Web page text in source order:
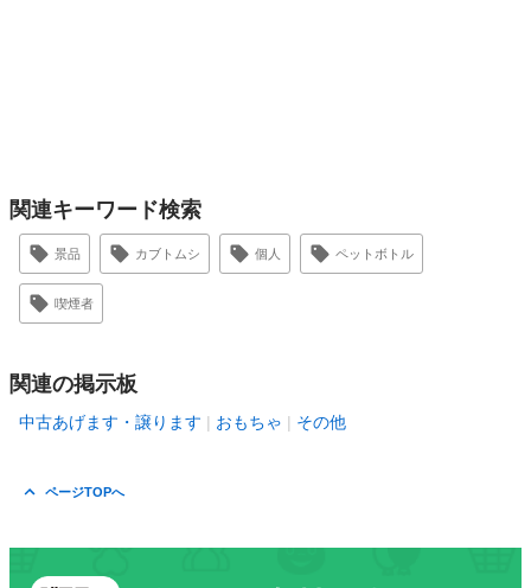
関連キーワード検索
景品 カブトムシ 個人 ペットボトル
喫煙者
関連の掲示板
中古あげます・譲ります おもちゃ その他
ページTOPへ